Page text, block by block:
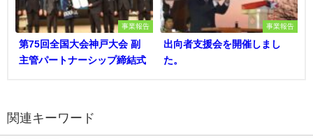
事業報告
第75回全国大会神戸大会 副
主管パートナーシップ締結式
事業報告
出向者支援会を開催しまし
た。
関連キーワード